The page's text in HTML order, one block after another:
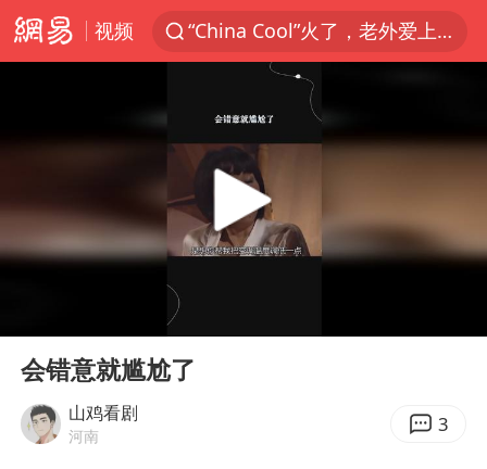
视频
“China Cool”火了，老外爱上中国避暑游
四川宜宾3.4级地震
新疆阿克苏地震
香港宏福苑火灾或由烟头引起
浙江台州《告全体市民书》
中国父女泰国骑摩托车坠崖1死1伤
周末打虎 宋致远被查
Play
会错意就尴尬了
山鸡看剧
河南 3